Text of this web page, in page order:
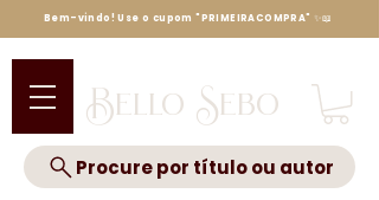
Bello Sebo
Procure por título ou autor
Bem-vindo! Use o cupom "PRIMEIRACOMPRA" ✨📖